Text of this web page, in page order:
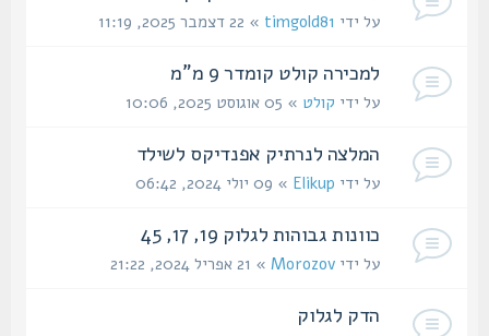
על ידיtimgold81» 22 דצמבר 2025, 11:19
למכירה קולט קומדר 9 מ"מ
על ידיקולט » 05 אוגוסט 2025, 10:06
המלצה לנרתיק אפנדיקס לשילד
על ידיElikup» 09 יולי 2024, 06:42
כוונות גבוהות לגלוק 19, 17, 45
על ידיMorozov» 21 אפריל 2024, 21:22
הדק לגלוק